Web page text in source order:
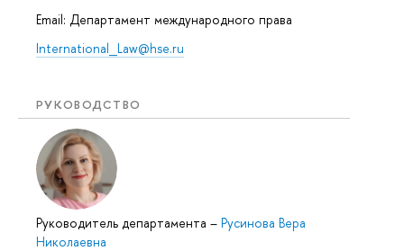
Email: Департамент международного права
International_Law@hse.ru
РУКОВОДСТВО
Руководитель департамента – Русинова Вера
Николаевна